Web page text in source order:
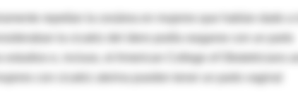
la cicatriz del útero podía rasgarse con un parto
e, incluso, el American College of Obstetricians
con cicatriz uterina pueden tener un parto vaginal